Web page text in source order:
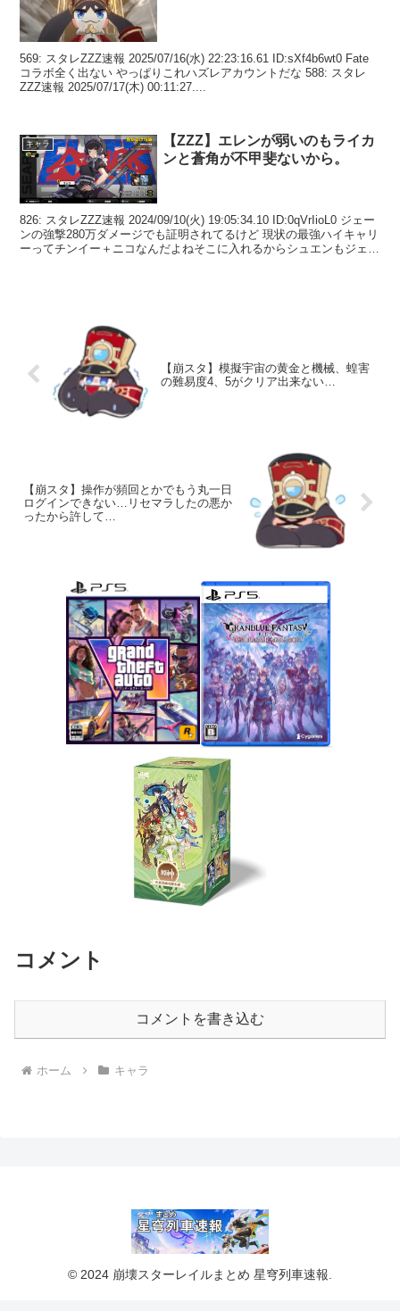
569: スタレZZZ速報 2025/07/16(水) 22:23:16.61 ID:sXf4b6wt0 Fate
コラボ全く出ない やっぱりこれハズレアカウントだな 588: スタレ
ZZZ速報 2025/07/17(木) 00:11:27....
キャラ
【ZZZ】エレンが弱いのもライカ
ンと蒼角が不甲斐ないから。
826: スタレZZZ速報 2024/09/10(火) 19:05:34.10 ID:0qVrIioL0 ジェー
ンの強撃280万ダメージでも証明されてるけど 現状の最強ハイキャリ
ーってチンイー＋ニコなんだよねそこに入れるからシュエンもジェ
【崩スタ】模擬宇宙の黄金と機械、蝗害
の難易度4、5がクリア出来ない…
【崩スタ】操作が頻回とかでもう丸一日
ログインできない…リセマラしたの悪か
ったから許して…
コメント
コメントを書き込む
ホーム キャラ
© 2024 崩壊スターレイルまとめ 星穹列車速報.